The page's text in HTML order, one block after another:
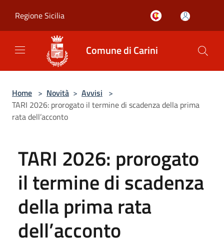
Regione Sicilia
Comune di Carini
Home > Novità > Avvisi >
TARI 2026: prorogato il termine di scadenza della prima
rata dell’acconto
TARI 2026: prorogato
il termine di scadenza
della prima rata
dell’acconto